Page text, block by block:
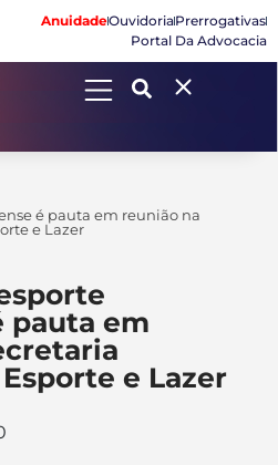
AnuidadeOuvidoriaPrerrogativas
Portal Da Advocacia
é pauta em reunião na
e Lazer
pauta em
e Lazer